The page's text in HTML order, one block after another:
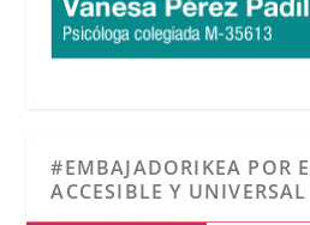
#EMBAJADORIKEA POR
ACCESIBLE Y UNIVERSAL